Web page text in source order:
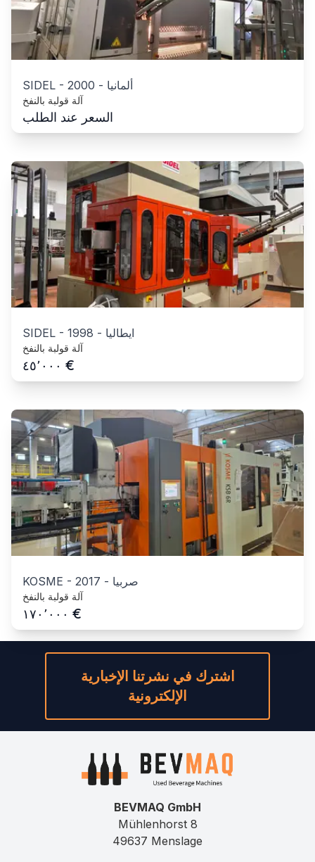
SIDEL - 2000 - ألمانيا
آلة قولبة بالنفخ
السعر عند الطلب
SIDEL - 1998 - ايطاليا
آلة قولبة بالنفخ
٤٥٬٠٠٠ €
KOSME - 2017 - صربيا
آلة قولبة بالنفخ
١٧٠٬٠٠٠ €
اشترك في نشرتنا الإخبارية
الإلكترونية
BEVMAQ GmbH
Mühlenhorst 8
49637 Menslage